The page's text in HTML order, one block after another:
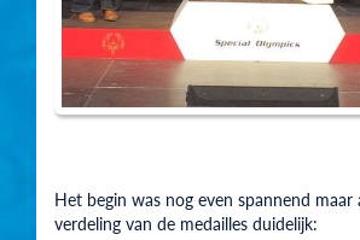
Het begin was nog even spannend maar
verdeling van de medailles duidelijk: